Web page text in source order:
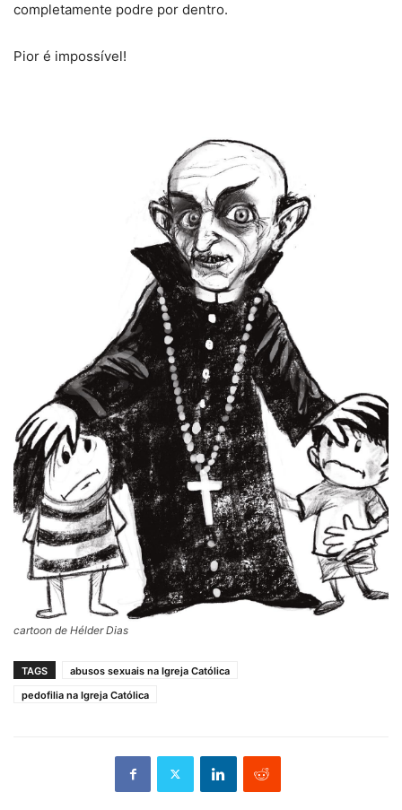
completamente podre por dentro.
Pior é impossível!
cartoon de Hélder Dias
TAGS
abusos sexuais na Igreja Católica
pedofilia na Igreja Católica